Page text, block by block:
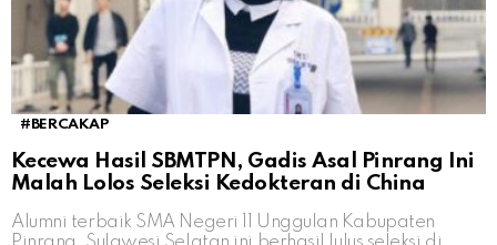
#BERCAKAP
Kecewa Hasil SBMTPN, Gadis Asal Pinrang Ini
Malah Lolos Seleksi Kedokteran di China
Alumni terbaik SMA Negeri 11 Unggulan Kabupaten